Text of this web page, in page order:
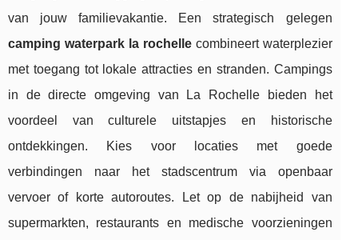
van jouw familievakantie. Een strategisch gelegen
camping waterpark la rochellecombineert waterplezier
met toegang tot lokale attracties en stranden. Campings
in de directe omgeving van La Rochelle bieden het
voordeel van culturele uitstapjes en historische
ontdekkingen. Kies voor locaties met goede
verbindingen naar het stadscentrum via openbaar
vervoer of korte autoroutes. Let op de nabijheid van
supermarkten, restaurants en medische voorzieningen